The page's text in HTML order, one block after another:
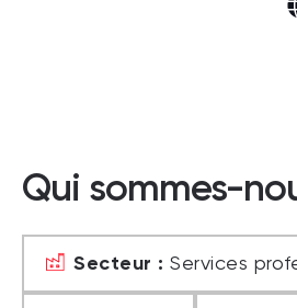
Qui sommes-
Secteur : Services